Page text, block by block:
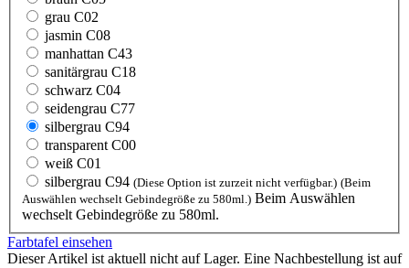
grau C02
jasmin C08
manhattan C43
sanitärgrau C18
schwarz C04
seidengrau C77
silbergrau C94
transparent C00
weiß C01
silbergrau C94 (Diese Option ist zurzeit nicht verfügbar.) (Beim
Auswählen wechselt Gebindegröße zu 580ml.) Beim Auswählen
wechselt Gebindegröße zu 580ml.
Farbtafel einsehen
Dieser Artikel ist aktuell nicht auf Lager. Eine Nachbestellung ist auf